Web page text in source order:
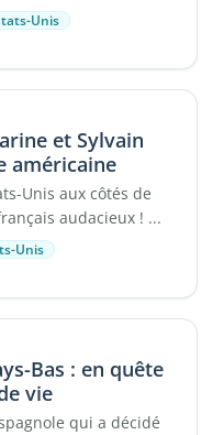
Unis
et Sylvain
américaine
Unis aux côtés de
audacieux ! ...
Unis
Bas : en quête
vie
qui a décidé